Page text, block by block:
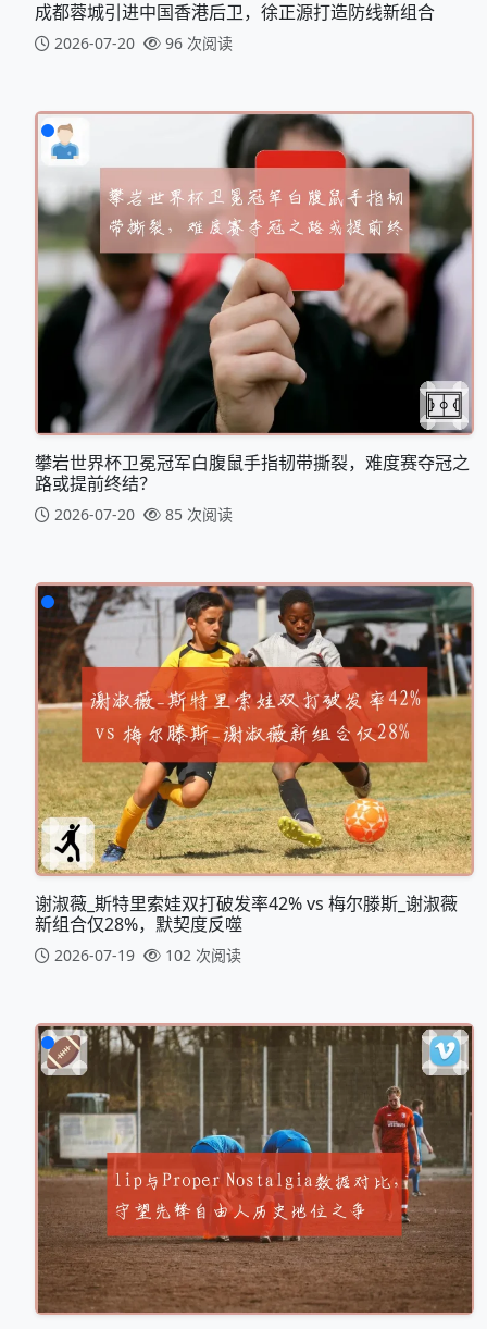
成都蓉城引进中国香港后卫，徐正源打造防线新组合
2026-07-20 96 次阅读
攀岩世界杯卫冕冠军白腹鼠手指韧带撕裂，难度赛夺冠之
路或提前终结？
2026-07-20 85 次阅读
谢淑薇_斯特里索娃双打破发率42% vs 梅尔滕斯_谢淑薇
新组合仅28%，默契度反噬
2026-07-19 102 次阅读